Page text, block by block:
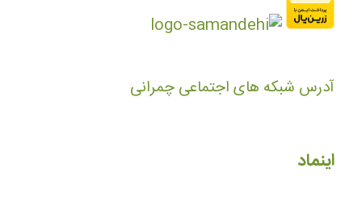
آدرس شبکه های اجتماعی چمرانی
اینماد